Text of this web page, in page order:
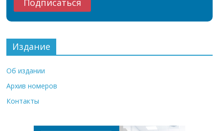
Издание
Об издании
Архив номеров
Контакты